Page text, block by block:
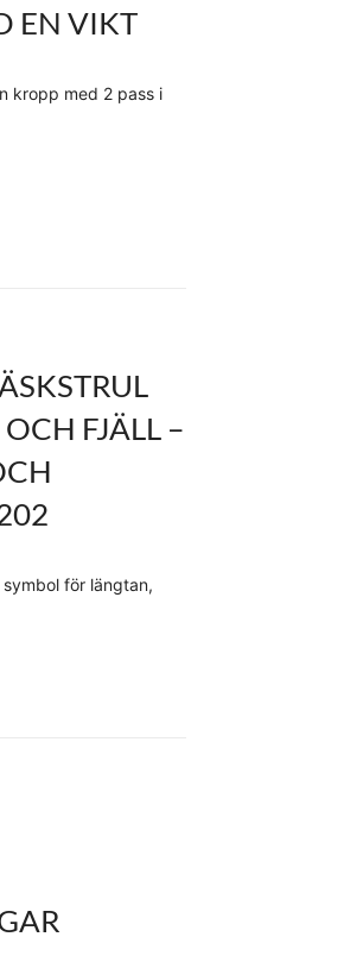
EN VIKT
kropp med 2 pass i
FJÄLL –
för längtan,